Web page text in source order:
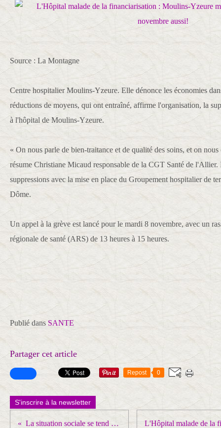
Source : La Montagne
Centre hospitalier Moulins-Yzeure. Elle dénonce les économies
réductions de moyens, qui ont entraîné, affirme l'organisation, la
à l'hôpital de Moulins-Yzeure.
« On nous parle de bien-traitance et de qualité des soins, et on nous
résume Christiane Micaud responsable de la CGT Santé de
suppressions avec la mise en place du Groupement hospitalier de
Dôme.
Un appel à la grève est lancé pour le mardi 8 novembre, avec un
régionale de santé (ARS) de 13 heures à 15 heures.
Publié dans SANTE
Partager cet article
Repost 0
S'inscrire à la newsletter
La situation sociale se tend chez SFR